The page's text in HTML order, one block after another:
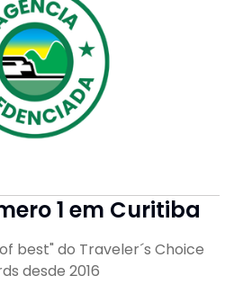
1 em Curitiba
best" do Traveler´s Choice
desde 2016